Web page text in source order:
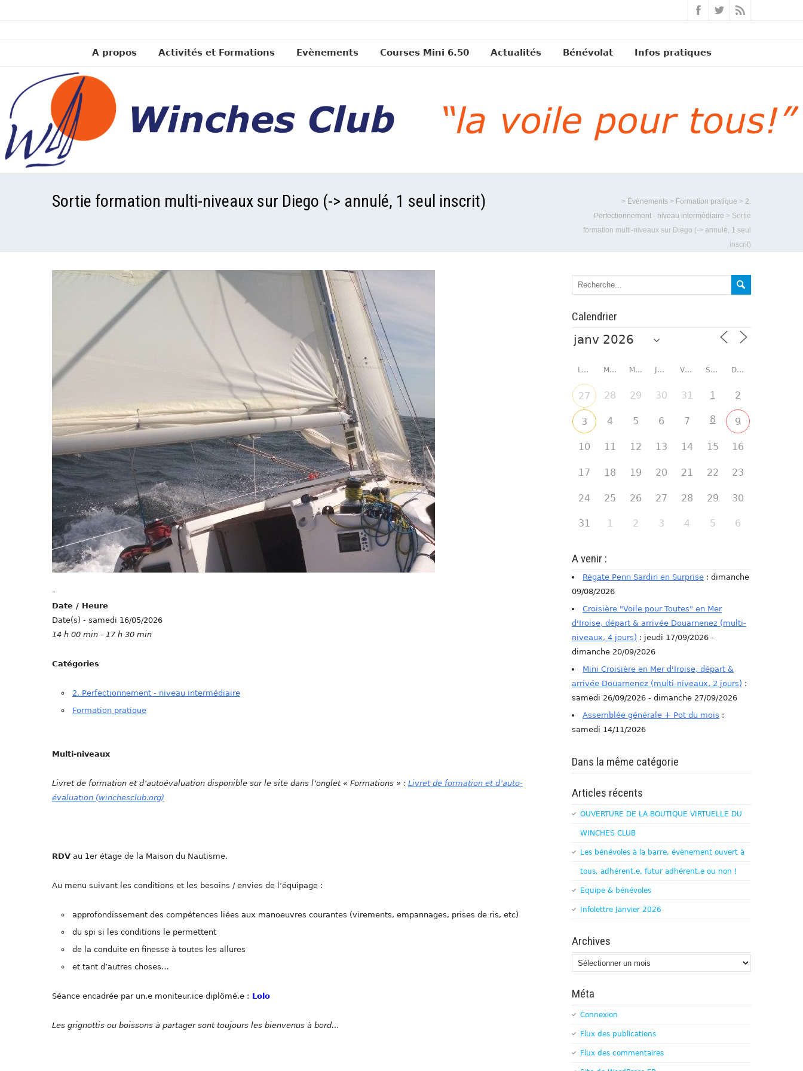
A propos Activités et Formations Evènements Courses Mini 6.50 Actualités Bénévolat Infos pratiques
Sortie formation multi-niveaux sur Diego (-> annulé, 1 seul inscrit) > Évènements > Formation pratique > 2.
Perfectionnement - niveau intermédiaire > Sortie
formation multi-niveaux sur Diego (-> annulé, 1 seul
inscrit)
-
Date / Heure
Date(s) - samedi 16/05/2026
14 h 00 min - 17 h 30 min
Catégories
2. Perfectionnement - niveau intermédiaire
Formation pratique
Multi-niveaux
Livret de formation et d’autoévaluation disponible sur le site dans l’onglet « Formations » : Livret de formation et d’auto-
évaluation (winchesclub.org)
RDV au 1er étage de la Maison du Nautisme.
Au menu suivant les conditions et les besoins / envies de l’équipage :
approfondissement des compétences liées aux manoeuvres courantes (virements, empannages, prises de ris, etc)
du spi si les conditions le permettent
de la conduite en finesse à toutes les allures
et tant d’autres choses…
Séance encadrée par un.e moniteur.ice diplômé.e : Lolo
Les grignottis ou boissons à partager sont toujours les bienvenus à bord…
Calendrier
LUNDI MARDI MERCREDI JEUDI VENDREDI SAMEDI DIMANCHE
27 28 29 30 31 1 2
3 4 5 6 7 8 9
10 11 12 13 14 15 16
17 18 19 20 21 22 23
24 25 26 27 28 29 30
31 1 2 3 4 5 6
A venir :
Régate Penn Sardin en Surprise : dimanche
09/08/2026
Croisière "Voile pour Toutes" en Mer
d'Iroise, départ & arrivée Douarnenez (multi-
niveaux, 4 jours) : jeudi 17/09/2026 -
dimanche 20/09/2026
Mini Croisière en Mer d'Iroise, départ &
arrivée Douarnenez (multi-niveaux, 2 jours) :
samedi 26/09/2026 - dimanche 27/09/2026
Assemblée générale + Pot du mois :
samedi 14/11/2026
Dans la même catégorie
Articles récents
OUVERTURE DE LA BOUTIQUE VIRTUELLE DU
WINCHES CLUB
Les bénévoles à la barre, évènement ouvert à
tous, adhérent.e, futur adhérent.e ou non !
Equipe & bénévoles
Infolettre Janvier 2026
Archives
Archives
Méta
Connexion
Flux des publications
Flux des commentaires